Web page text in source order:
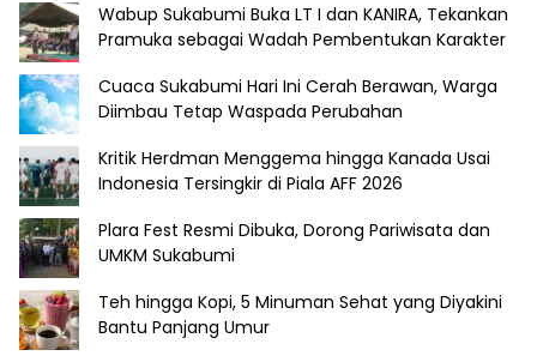
Wabup Sukabumi Buka LT I dan KANIRA, Tekankan
Pramuka sebagai Wadah Pembentukan Karakter
Cuaca Sukabumi Hari Ini Cerah Berawan, Warga
Diimbau Tetap Waspada Perubahan
Kritik Herdman Menggema hingga Kanada Usai
Indonesia Tersingkir di Piala AFF 2026
Plara Fest Resmi Dibuka, Dorong Pariwisata dan
UMKM Sukabumi
Teh hingga Kopi, 5 Minuman Sehat yang Diyakini
Bantu Panjang Umur